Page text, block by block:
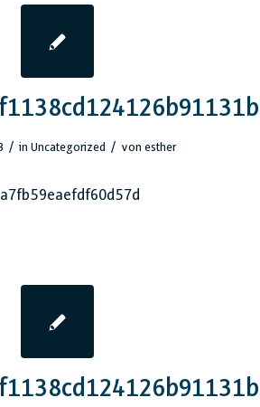
/ inUncategorized / vonesther